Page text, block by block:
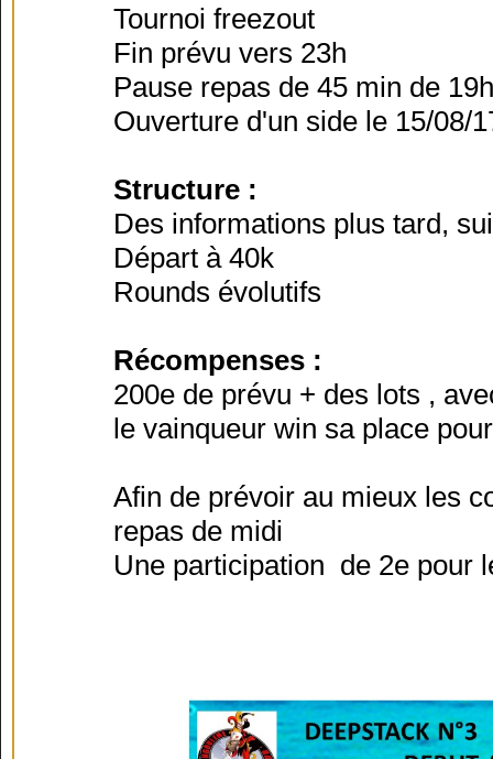
Tournoi freezout
Fin prévu vers 23h
Pause repas de 45 min de
Ouverture d'un side le 15/08/
Structure :
Des informations plus tard,
Départ à 40k
Rounds évolutifs
Récompenses :
200e de prévu + des lots ,
le vainqueur win sa place
Afin de prévoir au mieux les
repas de midi
Une participation de 2e pour